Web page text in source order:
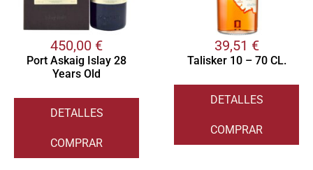
450,00 €
Port Askaig Islay 28
Years Old
DETALLES
COMPRAR
39,51 €
Talisker 10 – 70 CL.
DETALLES
COMPRAR